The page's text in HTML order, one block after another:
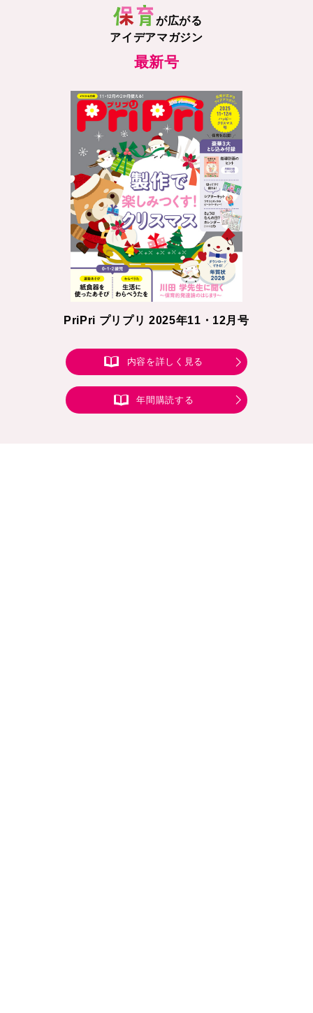
が広がる
アイデアマガジン
最新号
PriPri プリプリ 2025年11・12月号
内容を詳しく見る
年間購読する